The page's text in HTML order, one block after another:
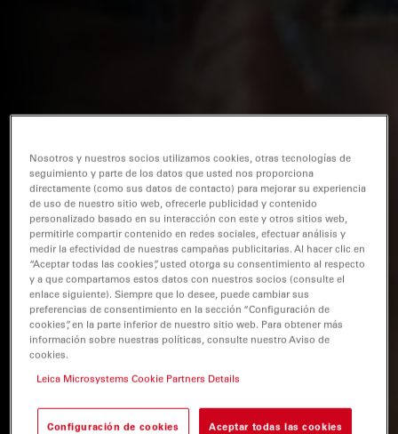
Nosotros y nuestros socios utilizamos cookies, otras tecnologías de
seguimiento y parte de los datos que usted nos proporciona
directamente (como sus datos de contacto) para mejorar su experiencia
de uso de nuestro sitio web, ofrecerle publicidad y contenido
personalizado basado en su interacción con este y otros sitios web,
permitirle compartir contenido en redes sociales, efectuar análisis y
medir la efectividad de nuestras campañas publicitarias. Al hacer clic en
“Aceptar todas las cookies”, usted otorga su consentimiento al respecto
y a que compartamos estos datos con nuestros socios (consulte el
enlace siguiente). Siempre que lo desee, puede cambiar sus
preferencias de consentimiento en la sección “Configuración de
cookies”, en la parte inferior de nuestro sitio web. Para obtener más
información sobre nuestras políticas, consulte nuestro Aviso de
cookies.
Leica Microsystems Cookie Partners Details
Configuración de cookies Aceptar todas las cookies